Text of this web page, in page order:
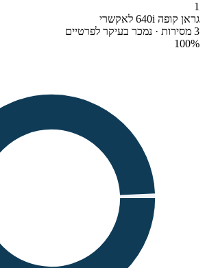
1
גראן קופה 640i לאקשרי
3 מסירות · נמכר בעיקר לפרטיים
100%